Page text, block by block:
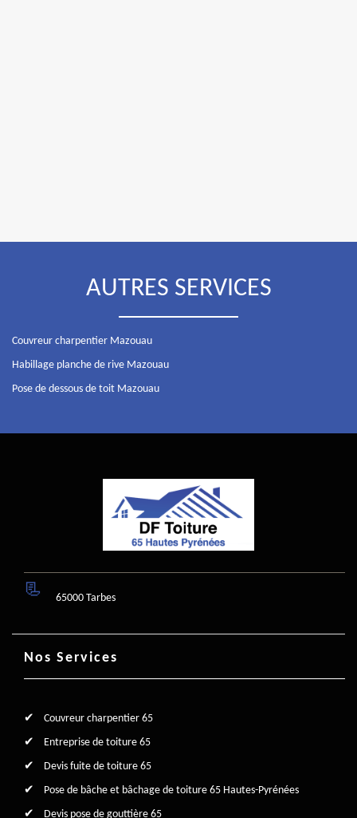
AUTRES SERVICES
Couvreur charpentier Mazouau
Habillage planche de rive Mazouau
Pose de dessous de toit Mazouau
65000 Tarbes
Nos Services
Couvreur charpentier 65
Entreprise de toiture 65
Devis fuite de toiture 65
Pose de bâche et bâchage de toiture 65 Hautes-Pyrénées
Devis pose de gouttière 65